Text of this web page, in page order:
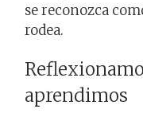
se reconozca
rodea.
aprendimos